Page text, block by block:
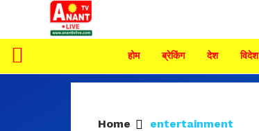
होम ब्रेकिंग देश विदेश
Home entertainment